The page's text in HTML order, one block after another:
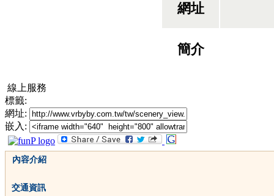
網址
簡介
線上服務
標籤:
網址:
嵌入:
內容介紹
交通資訊